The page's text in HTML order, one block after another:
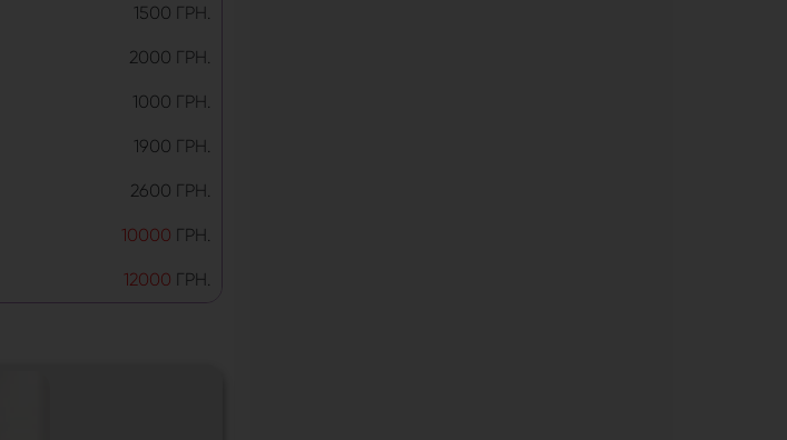
1500 ГРН.
2000 ГРН.
1000 ГРН.
1900 ГРН.
2600 ГРН.
10000 ГРН.
12000 ГРН.